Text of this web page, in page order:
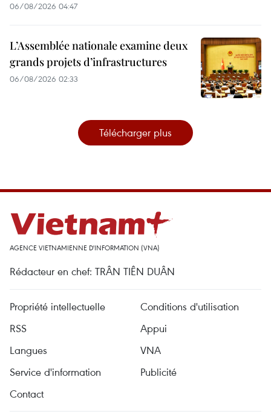
06/08/2026 04:47
L’Assemblée nationale examine deux
grands projets d’infrastructures
06/08/2026 02:33
Télécharger plus
AGENCE VIETNAMIENNE D'INFORMATION (VNA)
Rédacteur en chef: TRÂN TIÊN DUÂN
Propriété intellectuelle
Conditions d'utilisation
RSS
Appui
Langues
VNA
Service d'information
Publicité
Contact